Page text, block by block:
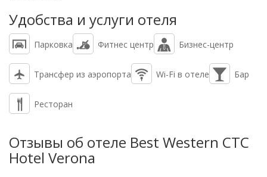
Удобства и услуги отеля
Парковка Фитнес центр Бизнес-центр
Трансфер из аэропорта Wi-Fi в отеле Бар
Ресторан
Отзывы об отеле Best Western CTC
Hotel Verona